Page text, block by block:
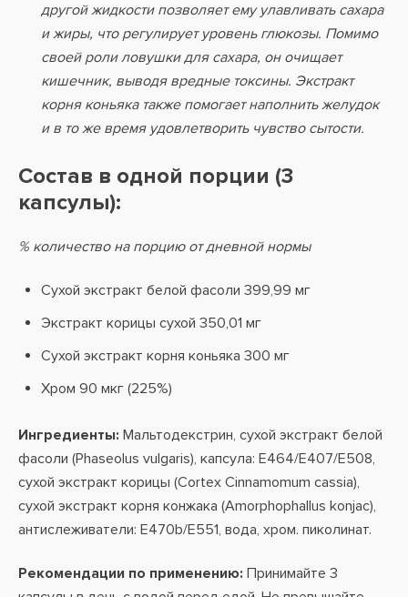
другой жидкости позволяет ему улавливать сахара
и жиры, что регулирует уровень глюкозы. Помимо
своей роли ловушки для сахара, он очищает
кишечник, выводя вредные токсины. Экстракт
корня коньяка также помогает наполнить желудок
и в то же время удовлетворить чувство сытости.
Состав в одной порции (3
капсулы):
% количество на порцию от дневной нормы
Сухой экстракт белой фасоли 399,99 мг
Экстракт корицы сухой 350,01 мг
Сухой экстракт корня коньяка 300 мг
Хром 90 мкг (225%)
Ингредиенты: Мальтодекстрин, сухой экстракт белой
фасоли (Phaseolus vulgaris), капсула: E464/E407/E508,
сухой экстракт корицы (Cortex Cinnamomum cassia),
сухой экстракт корня конжака (Amorphophallus konjac),
антислеживатели: E470b/E551, вода, хром. пиколинат.
Рекомендации по применению: Принимайте 3